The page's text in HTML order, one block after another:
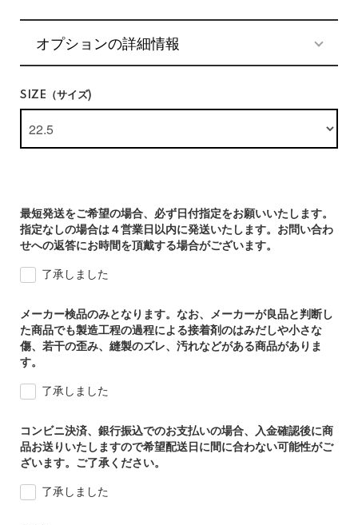
オプションの詳細情報
SIZE（サイズ)
最短発送をご希望の場合、必ず日付指定をお願いいたします。
指定なしの場合は４営業日以内に発送いたします。お問い合わ
せへの返答にお時間を頂戴する場合がございます。
了承しました
メーカー検品のみとなります。なお、メーカーが良品と判断し
た商品でも製造工程の過程による接着剤のはみだしや小さな
傷、若干の歪み、縫製のズレ、汚れなどがある商品がありま
す。
了承しました
コンビニ決済、銀行振込でのお支払いの場合、入金確認後に商
品お送りいたしますので希望配送日に間に合わない可能性がご
ざいます。ご了承ください。
了承しました